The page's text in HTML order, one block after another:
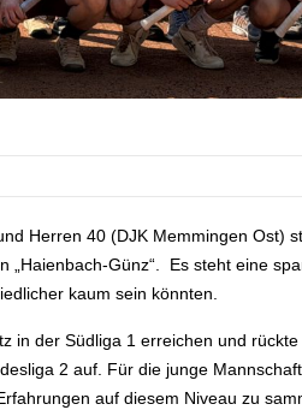
Herren 40 (DJK Memmingen Ost)
„Haienbach-Günz“. Es steht eine
kaum sein könnten.
in der Südliga 1 erreichen und
2 auf. Für die junge
auf diesem Niveau zu